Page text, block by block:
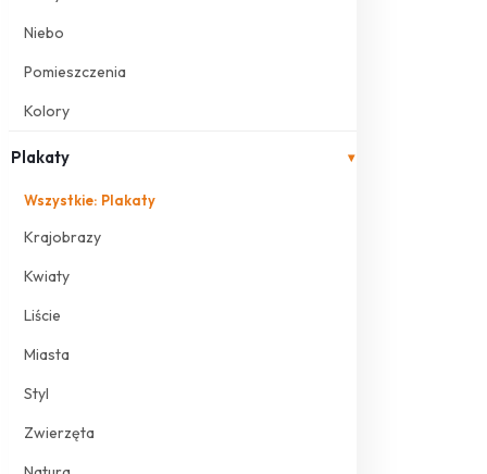
Niebo
Pomieszczenia
Kolory
Plakaty ▾
Wszystkie: Plakaty
Krajobrazy
Kwiaty
Liście
Miasta
Styl
Zwierzęta